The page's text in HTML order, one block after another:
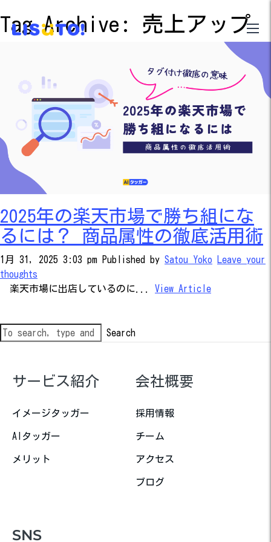
Tag Archive: 売上アップ
2025年の楽天市場で勝ち組にな
るには？ 商品属性の徹底活用術
1月 31, 2025 3:03 pm Published by Satou Yoko
Leave your
thoughts
楽天市場に出店しているのに... View Article
Search
サービス紹介
イメージタッガー
AIタッガー
メリット
会社概要
採用情報
チーム
アクセス
ブログ
SNS